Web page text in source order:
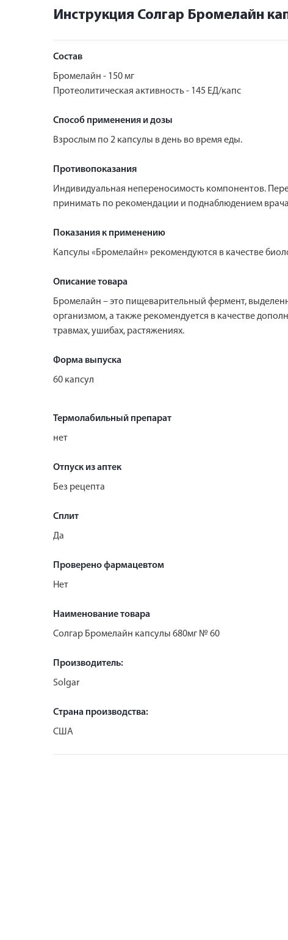
Инструкция Солгар Бромелайн
Состав
Бромелайн - 150 мг
Протеолитическая активность - 145 ЕД/капс
Способ применения и дозы
Взрослым по 2 капсулы в день во время еды.
Противопоказания
Индивидуальная непереносимость компонентов.
принимать по рекомендации и поднаблюдением
Показания к применению
Капсулы «Бромелайн» рекомендуются в качестве
Описание товара
Бромелайн – это пищеварительный фермент,
организмом, а также рекомендуется в качестве
травмах, ушибах, растяжениях.
Форма выпуска
60 капсул
Термолабильный препарат
нет
Отпуск из аптек
Без рецепта
Сплит
Да
Проверено фармацевтом
Нет
Наименование товара
Солгар Бромелайн капсулы 680мг № 60
Производитель:
Solgar
Страна производства:
США